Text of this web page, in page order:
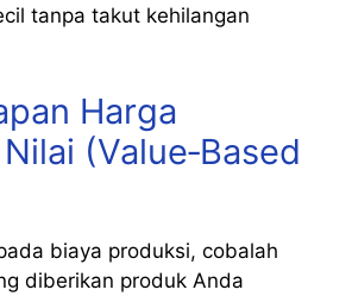
tanpa takut kehilangan
Harga
(Value‑Based
biaya produksi, cobalah
diberikan produk Anda